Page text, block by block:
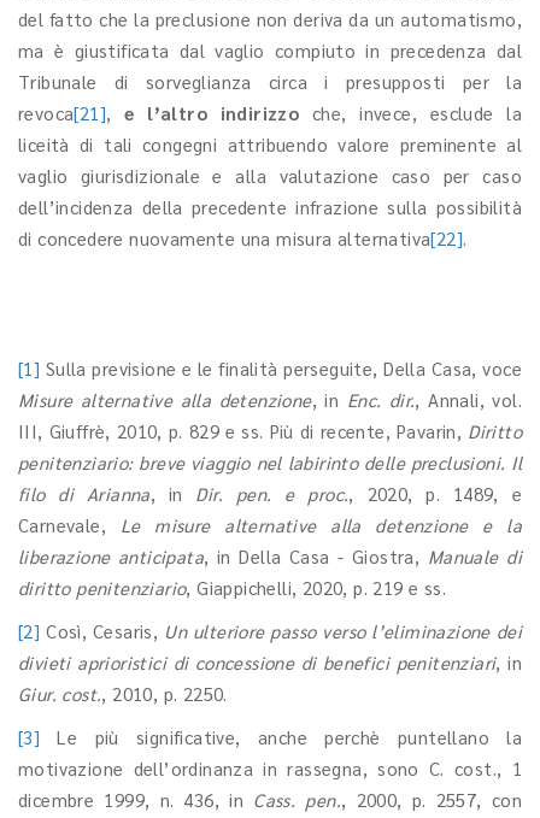
del fatto che la preclusione non deriva da un automatismo,
ma è giustificata dal vaglio compiuto in precedenza dal
Tribunale di sorveglianza circa i presupposti per la
revoca[21],e l’altro indirizzo che, invece, esclude la
liceità di tali congegni attribuendo valore preminente al
vaglio giurisdizionale e alla valutazione caso per caso
dell’incidenza della precedente infrazione sulla possibilità
di concedere nuovamente una misura alternativa[22].
[1] Sulla previsione e le finalità perseguite, Della Casa, voce
Misure alternative alla detenzione, in Enc. dir., Annali, vol.
III, Giuffrè, 2010, p. 829 e ss. Più di recente, Pavarin, Diritto
penitenziario: breve viaggio nel labirinto delle preclusioni. Il
filo di Arianna, in Dir. pen. e proc., 2020, p. 1489, e
Carnevale, Le misure alternative alla detenzione e la
liberazione anticipata, in Della Casa - Giostra, Manuale di
diritto penitenziario, Giappichelli, 2020, p. 219 e ss.
[2] Così, Cesaris, Un ulteriore passo verso l’eliminazione dei
divieti aprioristici di concessione di benefici penitenziari, in
Giur. cost., 2010, p. 2250.
[3] Le più significative, anche perchè puntellano la
motivazione dell’ordinanza in rassegna, sono C. cost., 1
dicembre 1999, n. 436, in Cass. pen., 2000, p. 2557, con